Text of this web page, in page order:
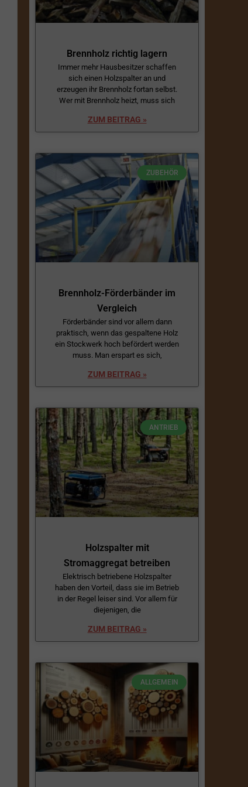
Brennholz richtig lagern
Immer mehr Hausbesitzer schaffen
sich einen Holzspalter an und
erzeugen ihr Brennholz fortan selbst.
Wer mit Brennholz heizt, muss sich
ZUM BEITRAG »
ZUBEHÖR
Brennholz-Förderbänder im
Vergleich
Förderbänder sind vor allem dann
praktisch, wenn das gespaltene Holz
ein Stockwerk hoch befördert werden
muss. Man erspart es sich,
ZUM BEITRAG »
ANTRIEB
Holzspalter mit
Stromaggregat betreiben
Elektrisch betriebene Holzspalter
haben den Vorteil, dass sie im Betrieb
in der Regel leiser sind. Vor allem für
diejenigen, die
ZUM BEITRAG »
ALLGEMEIN